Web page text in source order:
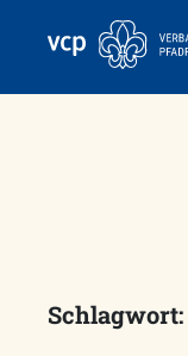
Schlagwort: